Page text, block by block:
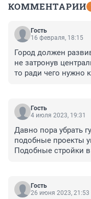
КОММЕНТАРИИ
Гость
16 февраля, 18:15
Город должен
не затронув
то ради чего нужно
мыслить шире чем
вокруг каждого
Гость
4 июля 2023, 19:31
Давно пора убрать
подобные проекты
Подобные стройки
отстранять и
городские парки
территориями без
Гость
26 июня 2023, 21:53